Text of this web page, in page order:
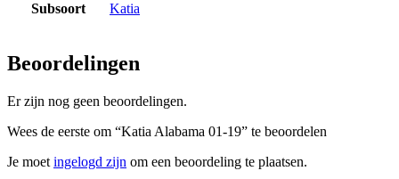
Subsoort Katia
Beoordelingen
Er zijn nog geen beoordelingen.
Wees de eerste om “Katia Alabama 01-19” te beoordelen
Je moet ingelogd zijn om een beoordeling te plaatsen.